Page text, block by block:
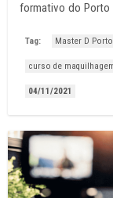
formativo do Porto
Tag: Master D Porto
curso de
04/11/2021